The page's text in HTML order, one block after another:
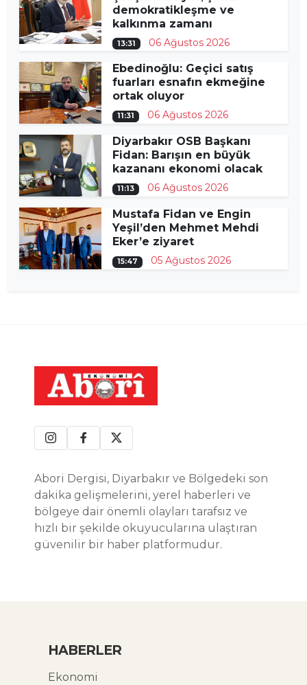
demokratikleşme ve
kalkınma zamanı
13:31 06 Ağustos 2026
Ebedinoğlu: Geçici satış
fuarları esnafın ekmeğine
ortak oluyor
11:31 06 Ağustos 2026
Diyarbakır OSB Başkanı
Fidan: Barışın en büyük
kazananı ekonomi olacak
11:13 06 Ağustos 2026
Mustafa Fidan ve Engin
Yeşil’den Mehmet Mehdi
Eker’e ziyaret
15:47 05 Ağustos 2026
Abori Dergisi, Diyarbakır ve Bölgedeki son
dakika gelişmelerini, yerel haberleri ve
bölgeye dair önemli olayları tarafsız ve
hızlı bir şekilde okuyucularına ulaştıran
güvenilir bir haber platformudur.
HABERLER
Ekonomi